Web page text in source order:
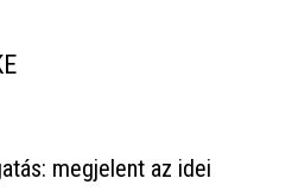
megjelent az idei